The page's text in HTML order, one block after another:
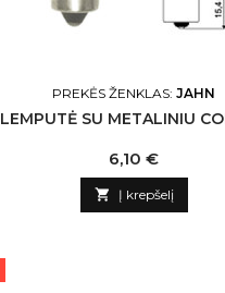
PREKĖS ŽENKLAS: JAHN
LEMPUTĖ SU METALINIU
Kaina
6,10 €
 Į krepšelį